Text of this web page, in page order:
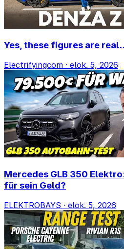
Yes, these figures are
Electrifyingcom · elok. 5, 2026
Mercedes GLB 350
für sein Geld?
ELEKTROBAYS · elok. 5, 2026